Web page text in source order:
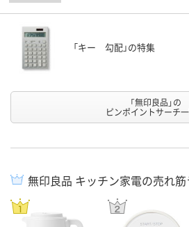
「キー 勾配」の特集
「無印良品」の
ピンポイントサーチ
無印良品 キッチン家電の売れ